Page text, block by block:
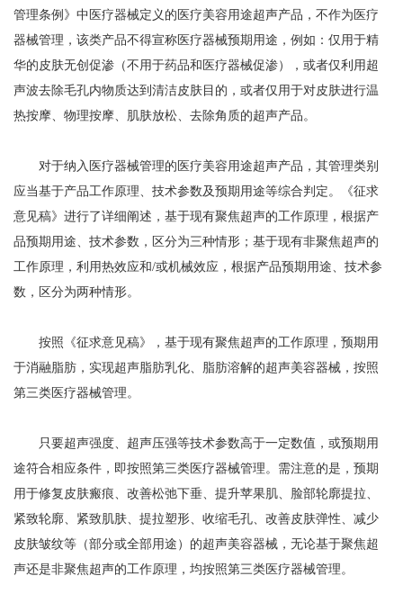
管理条例》中医疗器械定义的医疗美容用途超声产品，不作为医疗
器械管理，该类产品不得宣称医疗器械预期用途，例如：仅用于精
华的皮肤无创促渗（不用于药品和医疗器械促渗），或者仅利用超
声波去除毛孔内物质达到清洁皮肤目的，或者仅用于对皮肤进行温
热按摩、物理按摩、肌肤放松、去除角质的超声产品。
对于纳入医疗器械管理的医疗美容用途超声产品，其管理类别
应当基于产品工作原理、技术参数及预期用途等综合判定。《征求
意见稿》进行了详细阐述，基于现有聚焦超声的工作原理，根据产
品预期用途、技术参数，区分为三种情形；基于现有非聚焦超声的
工作原理，利用热效应和/或机械效应，根据产品预期用途、技术参
数，区分为两种情形。
按照《征求意见稿》，基于现有聚焦超声的工作原理，预期用
于消融脂肪，实现超声脂肪乳化、脂肪溶解的超声美容器械，按照
第三类医疗器械管理。
只要超声强度、超声压强等技术参数高于一定数值，或预期用
途符合相应条件，即按照第三类医疗器械管理。需注意的是，预期
用于修复皮肤瘢痕、改善松弛下垂、提升苹果肌、脸部轮廓提拉、
紧致轮廓、紧致肌肤、提拉塑形、收缩毛孔、改善皮肤弹性、减少
皮肤皱纹等（部分或全部用途）的超声美容器械，无论基于聚焦超
声还是非聚焦超声的工作原理，均按照第三类医疗器械管理。